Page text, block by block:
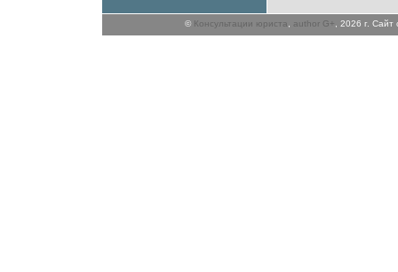
© Консультации юриста author G+ , 2026 г.